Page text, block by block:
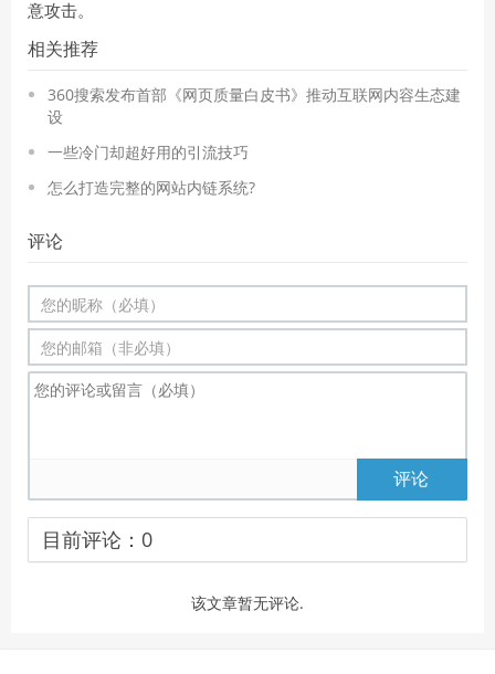
意攻击。
相关推荐
360搜索发布首部《网页质量白皮书》推动互联网内容生态建
设
一些冷门却超好用的引流技巧
怎么打造完整的网站内链系统?
评论
评论
目前评论： 0
该文章暂无评论.